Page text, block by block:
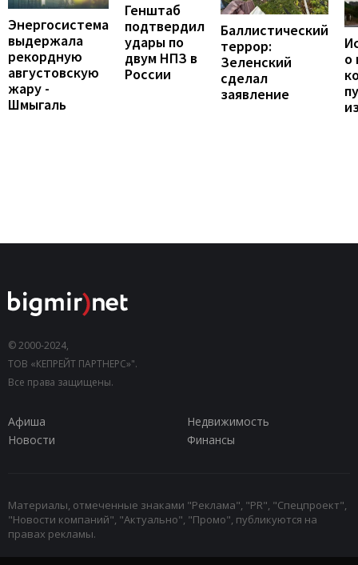
Энергосистема
выдержала
рекордную
августовскую
жару -
Шмыгаль
Генштаб
подтвердил
удары по
двум НПЗ в
России
Баллистический
террор:
Зеленский
сделал
заявление
о
© 2000-2024,
ТОВ «КЕПРЕЙТ ПАРТНЕРС»".
Все права защищены.
Афиша
Недвижимость
Новости
Финансы
Материалы, отмеченные знаками "Реклама", "PR", "Спецпроект",
"Новости компаний", "Актуально", "Промо", публикуются на
правах рекламы.